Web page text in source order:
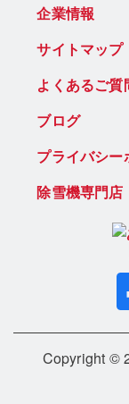
企業情報
サイトマップ
よくあるご質
ブログ
プライバシー
除雪機専門店
Copyright ©